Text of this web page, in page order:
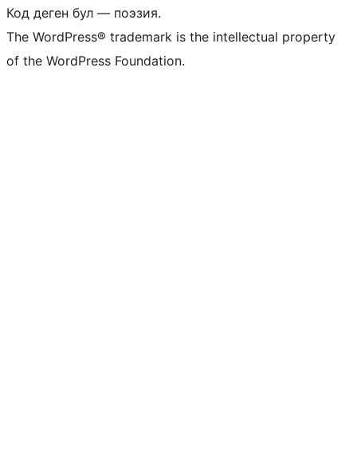
Код деген бул — поэзия.
The WordPress® trademark is the intellectual property
of the WordPress Foundation.